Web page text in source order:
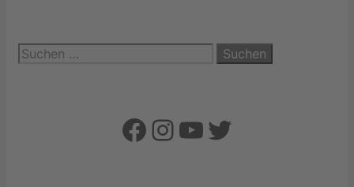
Suchen
nach:
Facebook
Instagram
YouTube
Twitter